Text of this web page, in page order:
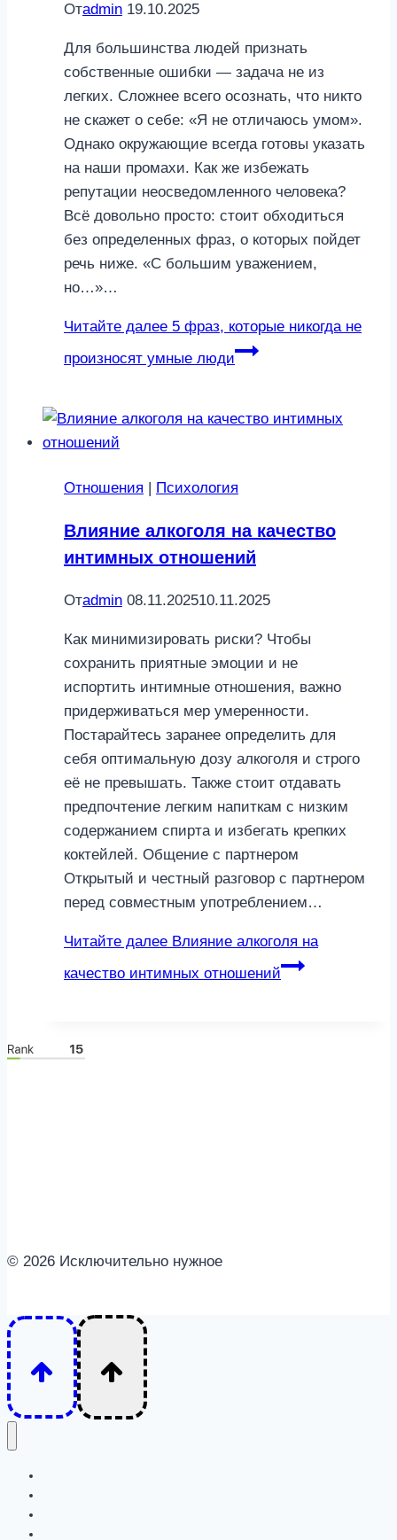
Отadmin 19.10.2025
Для большинства людей признать
собственные ошибки — задача не из
легких. Сложнее всего осознать, что никто
не скажет о себе: «Я не отличаюсь умом».
Однако окружающие всегда готовы указать
на наши промахи. Как же избежать
репутации неосведомленного человека?
Всё довольно просто: стоит обходиться
без определенных фраз, о которых пойдет
речь ниже. «С большим уважением,
но…»…
Читайте далее 5 фраз, которые никогда не
произносят умные люди
Отношения Психология
Влияние алкоголя на качество
интимных отношений
Отadmin 08.11.202510.11.2025
Как минимизировать риски? Чтобы
сохранить приятные эмоции и не
испортить интимные отношения, важно
придерживаться мер умеренности.
Постарайтесь заранее определить для
себя оптимальную дозу алкоголя и строго
её не превышать. Также стоит отдавать
предпочтение легким напиткам с низким
содержанием спирта и избегать крепких
коктейлей. Общение с партнером
Открытый и честный разговор с партнером
перед совместным употреблением…
Читайте далее Влияние алкоголя на
качество интимных отношений
© 2026 Исключительно нужное